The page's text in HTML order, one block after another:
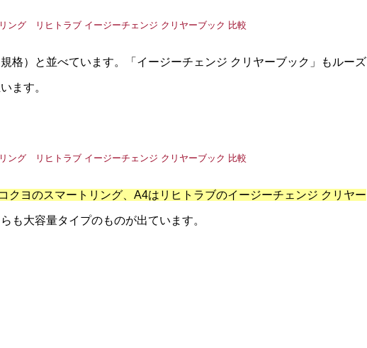
格）と並べています。「イージーチェンジ クリヤーブック」もルーズ
ます。
クヨのスマートリング、A4はリヒトラブのイージーチェンジ クリヤー
も大容量タイプのものが出ています。